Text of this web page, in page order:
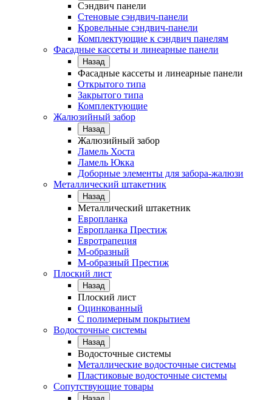
Сэндвич панели
Стеновые сэндвич-панели
Кровельные сэндвич-панели
Комплектующие к сэндвич панелям
Фасадные кассеты и линеарные панели
Назад
Фасадные кассеты и линеарные панели
Открытого типа
Закрытого типа
Комплектующие
Жалюзийный забор
Назад
Жалюзийный забор
Ламель Хоста
Ламель Юкка
Доборные элементы для забора-жалюзи
Металлический штакетник
Назад
Металлический штакетник
Европланка
Европланка Престиж
Евротрапеция
М-образный
М-образный Престиж
Плоский лист
Назад
Плоский лист
Оцинкованный
С полимерным покрытием
Водосточные системы
Назад
Водосточные системы
Металлические водосточные системы
Пластиковые водосточные системы
Сопутствующие товары